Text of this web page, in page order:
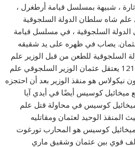
، شبيهة بمسلسل قيامة أرطغرل ،
شاه سلطان الدولة السلجوقية
السلجوقية ، في مسلسل قيامة
121 سيفعل عثمان. يصاب في ظهره على يد شقيقه
السلجوقية للطعن من قبل الوزير علم
شاه. ومن بين أحداث الحلقة 121 يعتقل عثمان الوزير السلجوقي علم
نيكولاس هو منقذ الوزير بعد أن احتجزه
ميخائيل كوسيس أيضًا في أيدي آيا
كوسيس في محاولة قتل علم
المنقذ الوحيد لعثمان ومقاتليه
كوسيس هو المحارب تورغوت
قوي بين عثمان وشقيق ماري